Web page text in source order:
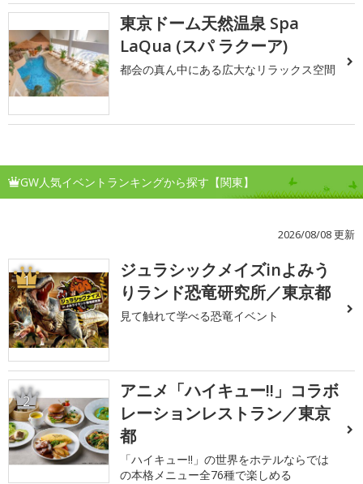
東京ドーム天然温泉 Spa
LaQua (スパ ラクーア)
都会の真ん中にある広大なリラックス空間
GW人気イベントランキングから探す【関東】
2026/08/08 更新
1
ジュラシックメイズinよみう
りランド恐竜研究所／東京都
見て触れて学べる恐竜イベント
2
アニメ「ハイキュー!!」コラボ
レーションレストラン／東京
都
「ハイキュー!!」の世界をホテルならでは
の本格メニュー全76種で楽しめる